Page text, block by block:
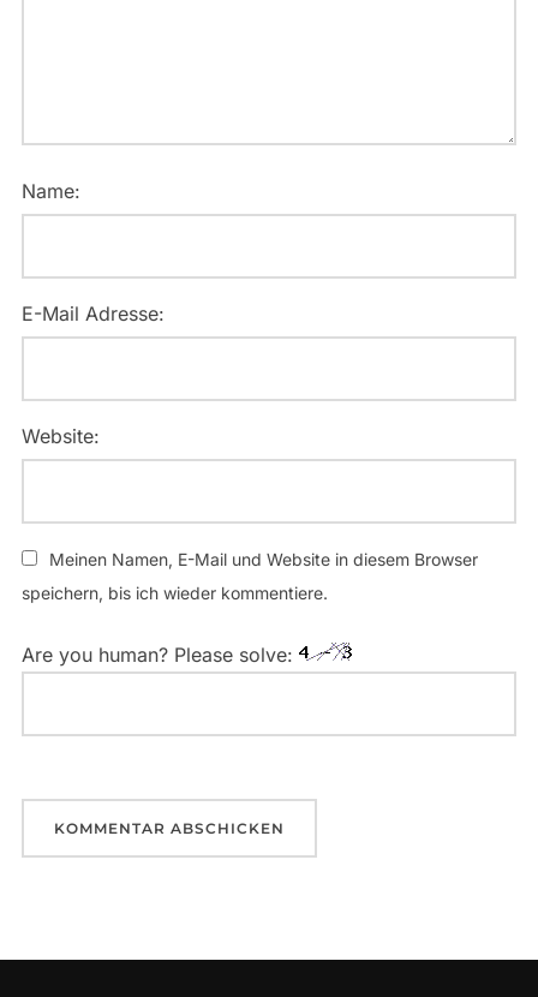
Name:
E-Mail Adresse:
Website:
Meinen Namen, E-Mail und Website in diesem Browser
speichern, bis ich wieder kommentiere.
Are you human? Please solve: